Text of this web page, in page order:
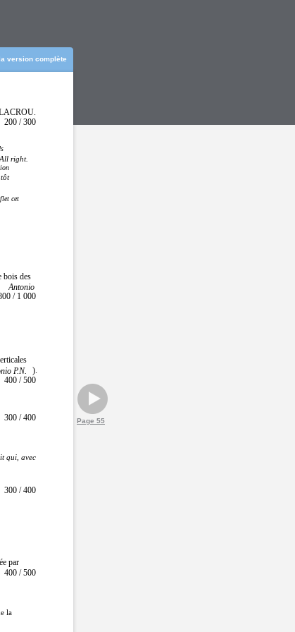
version complète
Page 55
200 / 300
right.
cet
bois des
Antonio
/ 1 000
P.N.
).
400 / 500
300 / 400
qui, avec
300 / 400
par
400 / 500
la